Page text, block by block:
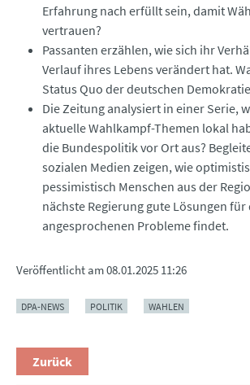
Erfahrung nach erfüllt sein, damit
vertrauen?
Passanten erzählen, wie sich ihr
Verlauf ihres Lebens verändert hat.
Status Quo der deutschen
Die Zeitung analysiert in einer Serie,
aktuelle Wahlkampf-Themen lokal
die Bundespolitik vor Ort aus?
sozialen Medien zeigen, wie
pessimistisch Menschen aus der
nächste Regierung gute Lösungen für
angesprochenen Probleme findet.
Veröffentlicht am08.01.2025 11:26
DPA-NEWS POLITIK WAHLEN
Zurück